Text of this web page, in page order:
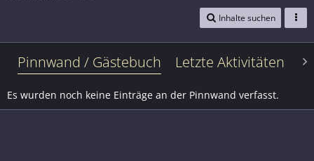
Inhalte suchen
Pinnwand / Gästebuch Letzte Aktivitäten
Es wurden noch keine Einträge an der Pinnwand verfasst.